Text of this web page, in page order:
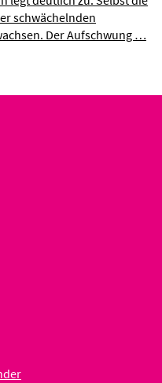
schwächelnden
Der Aufschwung …